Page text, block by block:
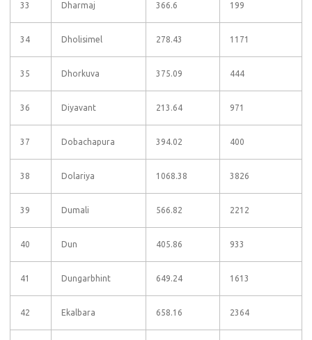
33 Dharmaj 366.6 199
34 Dholisimel 278.43 1171
35 Dhorkuva 375.09 444
36 Diyavant 213.64 971
37 Dobachapura 394.02 400
38 Dolariya 1068.38 3826
39 Dumali 566.82 2212
40 Dun 405.86 933
41 Dungarbhint 649.24 1613
42 Ekalbara 658.16 2364